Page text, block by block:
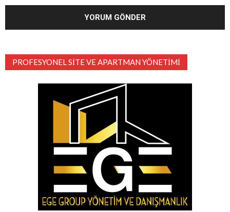
PROFESYONEL SITE VE APARTMAN YÖNETIMI